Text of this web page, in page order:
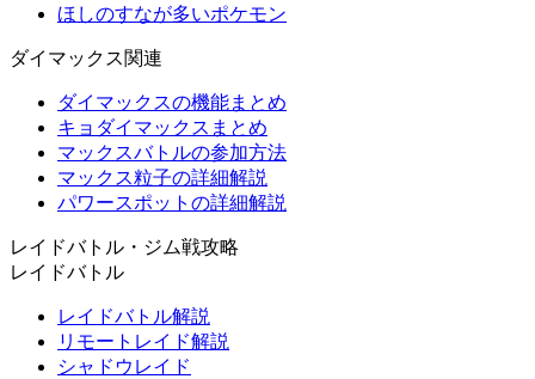
ほしのすなが多いポケモン
ダイマックス関連
ダイマックスの機能まとめ
キョダイマックスまとめ
マックスバトルの参加方法
マックス粒子の詳細解説
パワースポットの詳細解説
レイドバトル・ジム戦攻略
レイドバトル
レイドバトル解説
リモートレイド解説
シャドウレイド